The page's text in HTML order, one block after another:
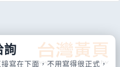
詢
寫在下面，不用寫得很正式，